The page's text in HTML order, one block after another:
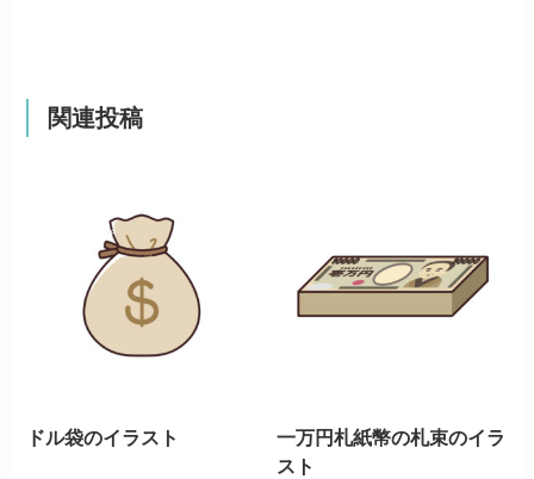
関連投稿
ドル袋のイラスト
一万円札紙幣の札束のイラ
スト